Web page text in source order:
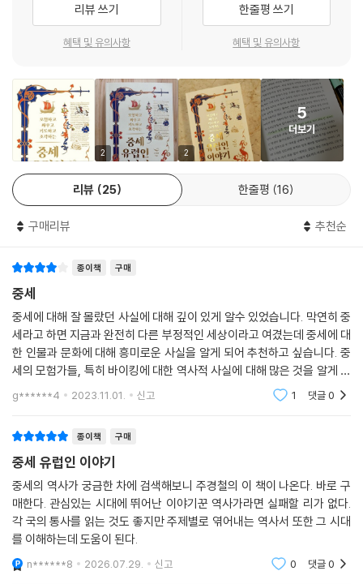
1212년, ‘소년 십자군’이라는 전례 없는 사건이 일어났다. (…) 어린아이 수
만 명이 뜨거운 종교적 열정을 내뿜으며 저 먼 중동 지역까지 행군해 가겠
다고 나선 이 사건은 대체 무슨 일일까?
중세 유럽의 역사는 남성들만의 독무대가 아니다. 뛰어난 여성들의 파란만
장한 활약 또한 눈부시다. 알리에노르의 극적인 삶이 대표적이다. 프랑스
와 잉글랜드 두 나라의 왕비였고, 두 국왕의 어머니였으며, 십자군전쟁에
참전하고 아들의 왕위를 지키기 위해 직접 군을 이끈 여전사이면서 또한
새로운 기풍의 사랑의 문화를 개척한 여인이었다.
--- p.148, 「Part3. 권력, 사랑, 믿음」중에서
는 근거는 무엇인가? 오늘날 사람들 대부분은 아마 동의하기 힘들고 이해
하기도 어려울 테지만, 이들이 신성하기 때문이다가 답이다.
--- p.171, 「17. 국왕은 21세기에도 신성한가」중에서
집이 날아서 이사 가는 이야기가 사실인지 아닌지는 각자 알아서 판단할
일이지만, 이것을 굳게 믿는 신자들로서는 세상 그 어느 것보다도 중요한
유물이 아닐 수 없다. 세상에 성 유물은 많고도 많다. 예컨대 예수가 마지막
순간에 매달렸다는 십자가 조각들이라든지 면류관의 가시(대영박물관에
에 있던 그때를 말해 주는 가장 강한 증거물인 ‘성가’야말로 핵심 유물이라
고 하지 않을 수 없다. 매년 수백만 명의 순례자와 관광객이 로레토로 몰려
오는 이유다.
--- p.214, 「21. 로레토의 산타 카사, 자유와 해방을 지켜주는 성당」중에서
그렇다면 암살을 지시한 범인은 누구란 말인가? 놀랍게도 신성로마제국
황제 카를 5세임이 밝혀졌다. 살해 동기는 쉽게 추론 가능하다. 1537년 로
렌치노에게 암살당한 알레산드로가 그의 사위였기 때문이다. (…) 그 증거
오늘의 문제를 환기시키는 중세의 사건들
기도 하다. 이 책에서도 현대가 다시 불러낸 중세인들이 제법 등장한다.
중세 독일의 역사는 매우 복잡한데, 19세기 독일제국으로 통일되기 전까
지 수백 개의 크고 작은 정치 단위가 난립했다. 이런 난맥상을 이겨내고 유
럽을 하나의 단위로 통합하려는 이상이 그 사이 왜 없었겠는가. 이 기획은
명목상 유럽 최고의 권위를 누리는 신성로마제국으로 실현되는데, 이 길을
연 인물이 ‘새사냥꾼왕’ 하인리히다. 20세기 중엽 하인리히는 돌연 나치 선
전사이며 독일제국을 건설한 선조인 이 위대한 국왕이야말로 나치 프로파
를 하켄크로이츠로 뒤덮고 나치의 성지로 만든다.
한편 에스파냐에서는 19세기까지도 이슬람 세력과 싸우기는커녕 같은 기
독교 세력과 전투했다는 점 때문에 ‘거짓말쟁이’, ‘더러운 배신자’ 취급을
받던 엘시드가 민족 영웅으로 부활한다. 미서전쟁 당시 국운이 쇠락하는
상황에서 국가의 명예를 되살려줄 영웅이 필요했고, 이후 독재자 프랑코는
자신을 제2의 엘시드로 이미지화했다. 그 외에도 19세기 말 민족주의 감정
과거에 세계를 휘젓고 다니던 용맹한 조상을 기리면서 바이킹을 소환한다
거나, 이반 4세의 별칭이자 벼락 치듯 끔찍하고 무시무시한 위엄으로 공포
를 불러일으키는 ‘그로즈니’한 지배자가 다른 나라에서와는 달리 러시아
국내에서는 의외로 인기가 높아 근래에도 회자된다.
더불어 오늘 우리가 고민하는 지점과 맞닿아 있는 이야기도 곳곳에 있다.
위기는 사회가 총체적으로 무너지는 것이 아니라 역경 속에서 탈출구를 찾
기 위해 새로운 변화와 발전을 모색하는 과정이라는 관점에서 전쟁과 팬데
리뷰 쓰기
혜택 및 유의사항
한줄평 쓰기
혜택 및 유의사항
2 2
5
더보기
리뷰 25 한줄평 16
구매리뷰 추천순
종이책 구매
중세
중세에 대해 잘 몰랐던 사실에 대해 깊이 있게 알수 있었습니다. 막연히 중
세라고 하면 지금과 완전히 다른 부정적인 세상이라고 여겼는데 중세에 대
한 인물과 문화에 대해 흥미로운 사실을 알게 되어 추천하고 싶습니다. 중
세의 모험가들, 특히 바이킹에 대한 역사적 사실에 대해 많은 것을 알게 되
었습니다. 주경철 교수님의 책은 역사에 대한 깊이있는 통찰력을 갖게 해
주는거 같습니
g******4 2023.11.01. 신고 1 댓글0
종이책 구매
중세 유럽인 이야기
중세의 역사가 궁금한 차에 검색해보니 주경철의 이 책이 나온다. 바로 구
매한다. 관심있는 시대에 뛰어난 이야기꾼 역사가라면 실패할 리가 없다.
각 국의 통사를 읽는 것도 좋지만 주제별로 엮어내는 역사서 또한 그 시대
를 이해하는데 도움이 된다.
n******8 2026.07.29. 신고 0 댓글0